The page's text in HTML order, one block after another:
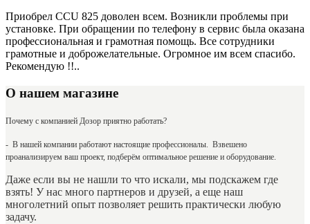
Приобрел CCU 825 доволен всем. Возникли проблемы при
установке. При обращении по телефону в сервис была оказана
профессиональная и грамотная помощь. Все сотрудники
грамотные и доброжелательные. Огромное им всем спасибо.
Рекомендую !!..
О нашем магазине
Почему с компанией Дозор приятно работать?
- В нашей компании работают настоящие профессионалы. Взвешено
проанализируем ваш проект, подберём оптимальное решение и оборудование.
Даже если вы не нашли то что искали, мы подскажем где
взять! У нас много партнеров и друзей, а еще наш
многолетний опыт позволяет решить практически любую
задачу.